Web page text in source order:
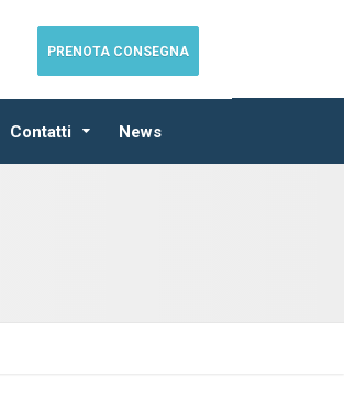
Contatti News
PRENOTA CONSEGNA